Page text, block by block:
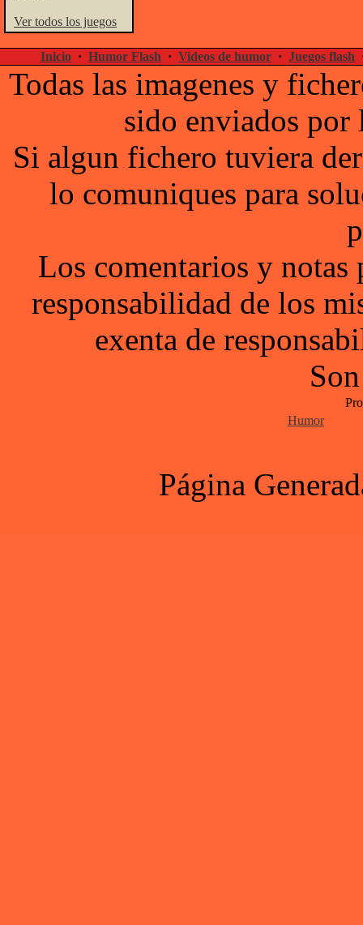
Ver todos los juegos
Inicio · Humor Flash · Videos de humor · Juegos flash
Todas las imagenes y
sido enviados por
Si algun fichero tuviera
lo comuniques para
Los comentarios y notas
responsabilidad de los
exenta de
Humor
Página